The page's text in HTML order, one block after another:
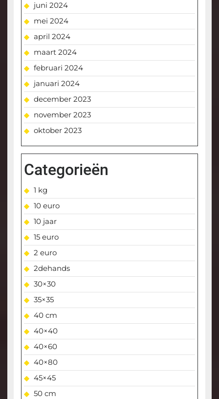
juni 2024
mei 2024
april 2024
maart 2024
februari 2024
januari 2024
december 2023
november 2023
oktober 2023
Categorieën
1 kg
10 euro
10 jaar
15 euro
2 euro
2dehands
30×30
35×35
40 cm
40×40
40×60
40×80
45×45
50 cm